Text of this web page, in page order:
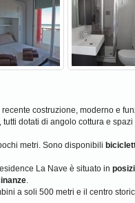
recente costruzione, moderno e
tutti dotati di angolo cottura e spazi
metri. Sono disponibili
La Nave è situato in
.
a soli 500 metri e il centro